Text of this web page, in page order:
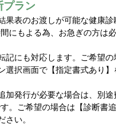
プラン
果表のお渡しが可能な健康診
にもよる為、お急ぎの方は
記にも対応します。ご希望の
選択画面で【指定書式あり
加発行が必要な場合は、別
。ご希望の場合は【診断書
さい。